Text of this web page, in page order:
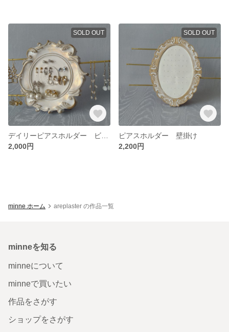
SOLD OUT
2,000円
SOLD OUT
ピアスホルダー 壁掛け
2,200円
minne ホーム areplaster の作品一覧
minneを知る
minneについて
minneで買いたい
作品をさがす
ショップをさがす